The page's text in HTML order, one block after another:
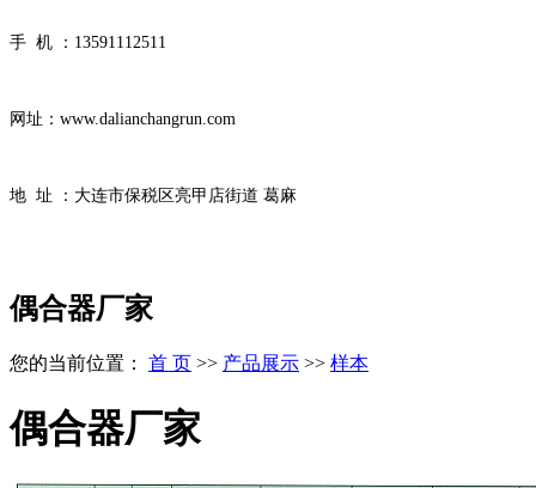
手 机 ：13591112511
网址：www.dalianchangrun.com
地 址 ：大连市保税区亮甲店街道 葛麻
偶合器厂家
您的当前位置： 首 页 >> 产品展示 >> 样本
偶合器厂家